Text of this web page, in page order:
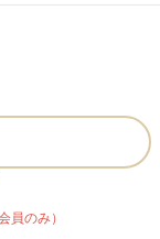
員のみ）